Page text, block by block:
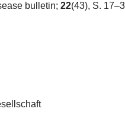
bulletin; 22(43), S.